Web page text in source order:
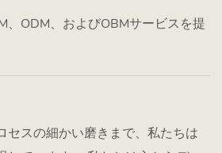
ODM、およびOBMサービスを提
セスの細かい磨きまで、私たちは